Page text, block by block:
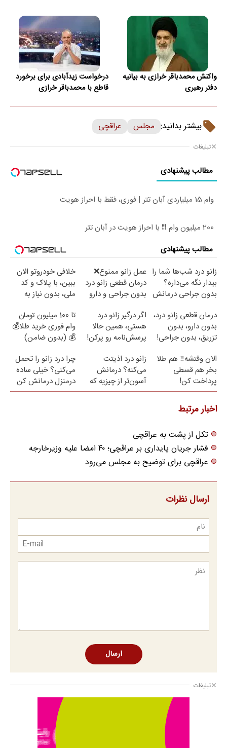
واکنش محمدباقر خرازی به بیانیه
دفتر رهبری
درخواست زیدآبادی برای برخورد
قاطع با محمدباقر خرازی
بیشتر بدانید: مجلس عراقچی
تبلیغات
مطالب پیشنهادی
وام 15 میلیاردی آبان تتر | فوری، فقط با احراز هویت
200 میلیون وام ❗❗ با احراز هویت در آبان تتر
مطالب پیشنهادی
زانو درد شب‌ها شما را
بیدار نگه می‌داره؟
بدون جراحی درمانش
عمل زانو ممنوع❌
درمان قطعی زانو درد
بدون جراحی و دارو
خلافی خودروتو الان
ببین، با پلاک و کد
ملی، بدون نیاز به
درمان قطعی زانو درد،
بدون دارو، بدون
تزریق، بدون جراحی!
اگر درگیر زانو درد
هستی، همین حالا
پرسش‌نامه رو پرکن!
تا 100 میلیون تومان
وام فوری خرید طلا💰
💰 (بدون ضامن)
الان وقتشه‼️ هم طلا
بخر هم قسطی
پرداخت کن!
زانو درد اذیتت
می‌کنه؟ درمانش
آسون‌تر از چیزیه که
فکر
چرا درد زانو را تحمل
می‌کنی؟ خیلی ساده
درمنزل درمانش کن
اخبار مرتبط
تکل از پشت به عراقچی
فشار جریان پایداری بر عراقچی؛ ۴۰ امضا علیه وزیرخارجه
عراقچی برای توضیح به مجلس می‌رود
ارسال نظرات
ارسال
تبلیغات